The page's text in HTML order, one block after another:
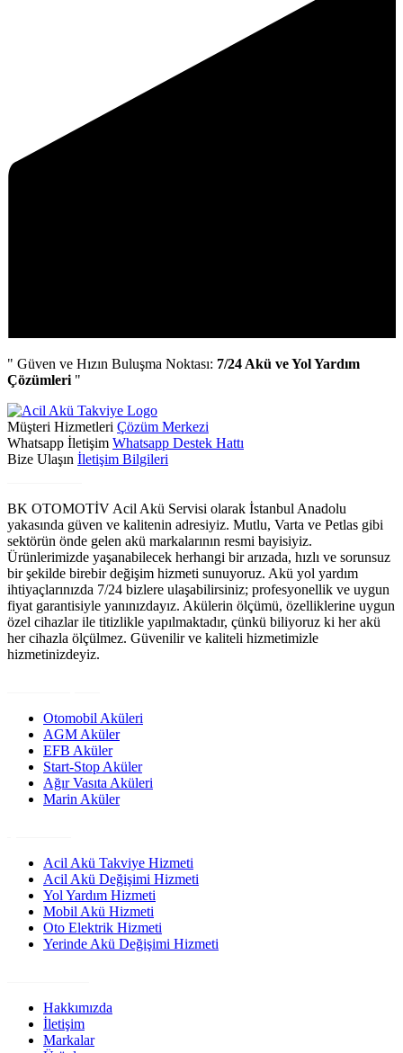
" Güven ve Hızın Buluşma Noktası: 7/24 Akü ve Yol Yardım
Çözümleri "
Müşteri Hizmetleri Çözüm Merkezi
Whatsapp İletişim Whatsapp Destek Hattı
Bize Ulaşın İletişim Bilgileri
BK OTOMOTİV Acil Akü Servisi olarak İstanbul Anadolu
yakasında güven ve kalitenin adresiyiz. Mutlu, Varta ve Petlas gibi
sektörün önde gelen akü markalarının resmi bayisiyiz.
Ürünlerimizde yaşanabilecek herhangi bir arızada, hızlı ve sorunsuz
bir şekilde birebir değişim hizmeti sunuyoruz. Akü yol yardım
ihtiyaçlarınızda 7/24 bizlere ulaşabilirsiniz; profesyonellik ve uygun
fiyat garantisiyle yanınızdayız. Akülerin ölçümü, özelliklerine uygun
özel cihazlar ile titizlikle yapılmaktadır, çünkü biliyoruz ki her akü
her cihazla ölçülmez. Güvenilir ve kaliteli hizmetimizle
hizmetinizdeyiz.
Otomobil Aküleri
AGM Aküler
EFB Aküler
Start-Stop Aküler
Ağır Vasıta Aküleri
Marin Aküler
Acil Akü Takviye Hizmeti
Acil Akü Değişimi Hizmeti
Yol Yardım Hizmeti
Mobil Akü Hizmeti
Oto Elektrik Hizmeti
Yerinde Akü Değişimi Hizmeti
Hakkımızda
İletişim
Markalar